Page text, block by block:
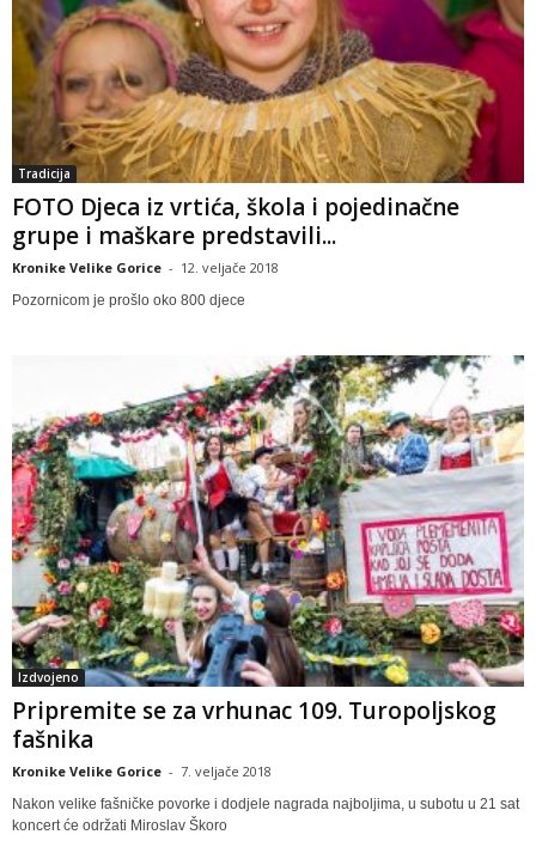
Tradicija
FOTO Djeca iz vrtića, škola i pojedinačne
grupe i maškare predstavili...
Kronike Velike Gorice - 12. veljače 2018
Pozornicom je prošlo oko 800 djece
Izdvojeno
Pripremite se za vrhunac 109. Turopoljskog
fašnika
Kronike Velike Gorice - 7. veljače 2018
Nakon velike fašničke povorke i dodjele nagrada najboljima, u subotu u 21 sat
koncert će održati Miroslav Škoro